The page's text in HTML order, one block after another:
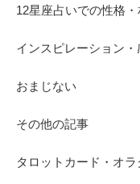
12星座占いでの性格
インスピレーション・
おまじない
その他の記事
タロットカード・オラ